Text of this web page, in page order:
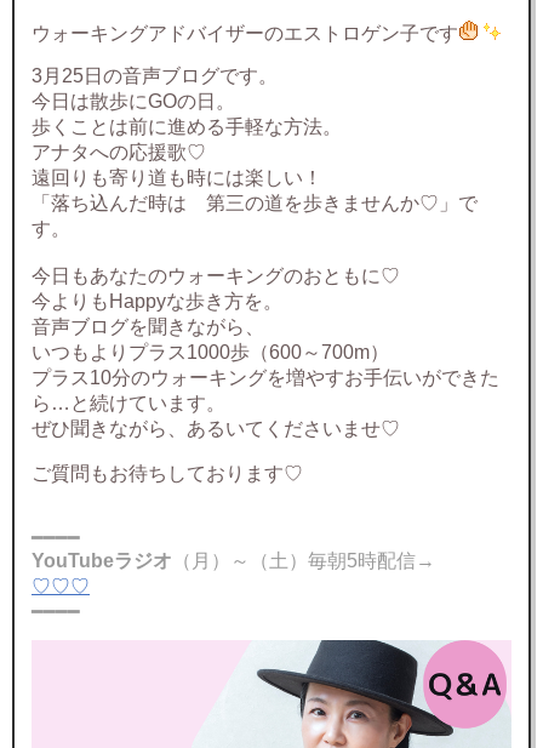
ウォーキングアドバイザーのエストロゲン子です
3月25日の音声ブログです。
今日は散歩にGOの日。
歩くことは前に進める手軽な方法。
アナタへの応援歌♡
遠回りも寄り道も時には楽しい！
「落ち込んだ時は 第三の道を歩きませんか♡」で
す。
今日もあなたのウォーキングのおともに♡
今よりもHappyな歩き方を。
音声ブログを聞きながら、
いつもよりプラス1000歩（600～700m）
プラス10分のウォーキングを増やすお手伝いができた
ら…と続けています。
ぜひ聞きながら、あるいてくださいませ♡
ご質問もお待ちしております♡
━━━━
YouTubeラジオ （月）～（土）毎朝5時配信→
♡♡♡
━━━━